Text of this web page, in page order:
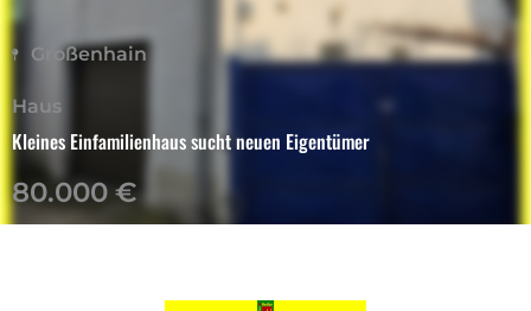
Großenhain
Haus
Kleines Einfamilienhaus sucht neuen Eigentümer
80.000 €